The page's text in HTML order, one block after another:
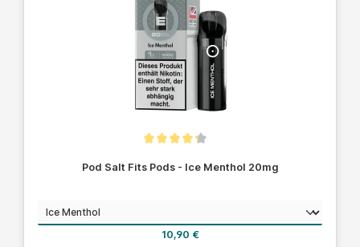
Pod Salt Fits Pods - Ice Menthol 20mg
Geschmack
Regulärer Preis:
10,90 €